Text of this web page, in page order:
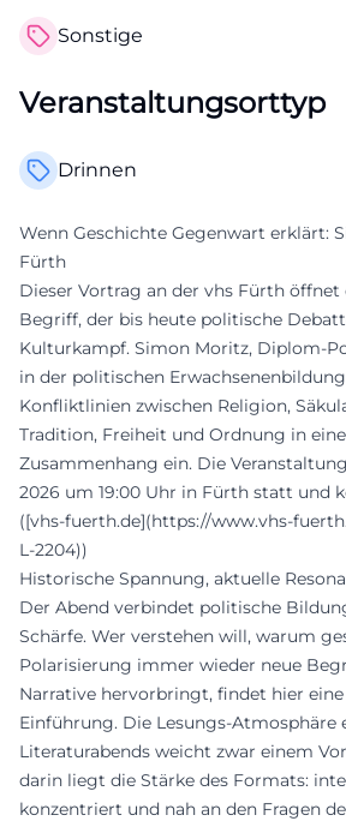
Sonstige
Veranstaltungsorttyp
Drinnen
Wenn Geschichte Gegenwart erklärt:
Fürth
Dieser Vortrag an der vhs Fürth
Begriff, der bis heute politische
Kulturkampf. Simon Moritz, Diplom-
in der politischen
Konfliktlinien zwischen Religion,
Tradition, Freiheit und Ordnung in
Zusammenhang ein. Die
2026 um 19:00 Uhr in Fürth statt und
([vhs-fuerth.de](https://www.vhs-
L-2204))
Historische Spannung, aktuelle
Der Abend verbindet politische
Schärfe. Wer verstehen will, warum
Polarisierung immer wieder neue
Narrative hervorbringt, findet hier
Einführung. Die Lesungs-Atmosphäre
Literaturabends weicht zwar einem
darin liegt die Stärke des Formats:
konzentriert und nah an den Fragen